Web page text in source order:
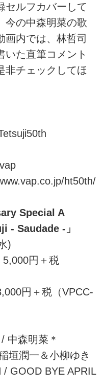
セルフカバーして
今の中森明菜の歌
画内では、林哲司
いた直筆コメント
非チェックしてほ
ht50th/
Special A
- Saudade -」
)
円＋税
円＋税（VPCC-
中森明菜＊
垣潤一＆小柳ゆき
/ GOOD BYE APRIL